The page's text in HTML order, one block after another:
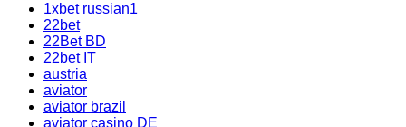
1xbet russian1
22bet
22Bet BD
22bet IT
austria
aviator
aviator brazil
aviator casino DE